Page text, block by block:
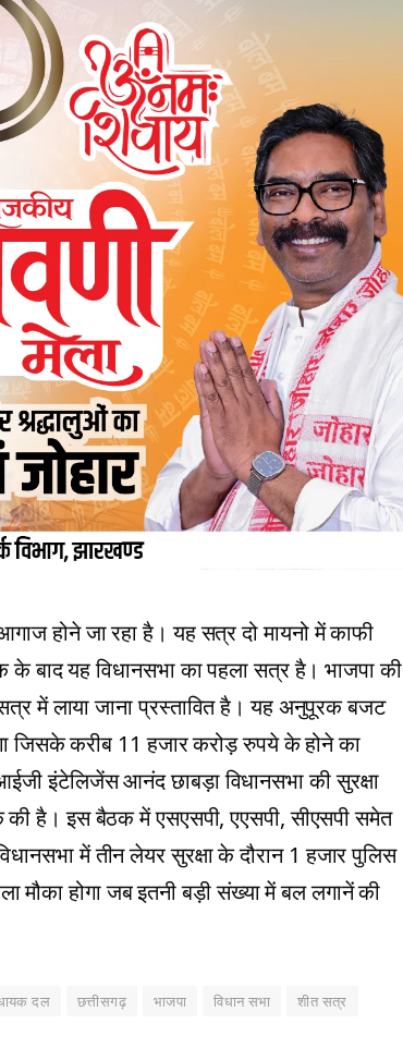
होने जा रहा है। यह सत्र दो मायनो में काफी
के बाद यह विधानसभा का पहला सत्र है। भाजपा की
में लाया जाना प्रस्तावित है। यह अनुपूरक बजट
करीब 11 हजार करोड़ रुपये के होने का
इंटेलिजेंस आनंद छाबड़ा विधानसभा की सुरक्षा
की है। इस बैठक में एसएसपी, एएसपी, सीएसपी समेत
में तीन लेयर सुरक्षा के दौरान 1 हजार पुलिस
मौका होगा जब इतनी बड़ी संख्या में बल लगानें की
दल छत्तीसगढ़ भाजपा विधान सभा शीत सत्र